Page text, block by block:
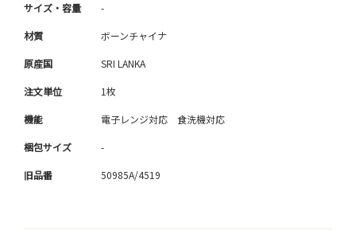
サイズ・容量 -
材質 ボーンチャイナ
原産国 SRI LANKA
注文単位 1枚
機能 電子レンジ対応 食洗機対応
梱包サイズ -
旧品番 50985A/4519